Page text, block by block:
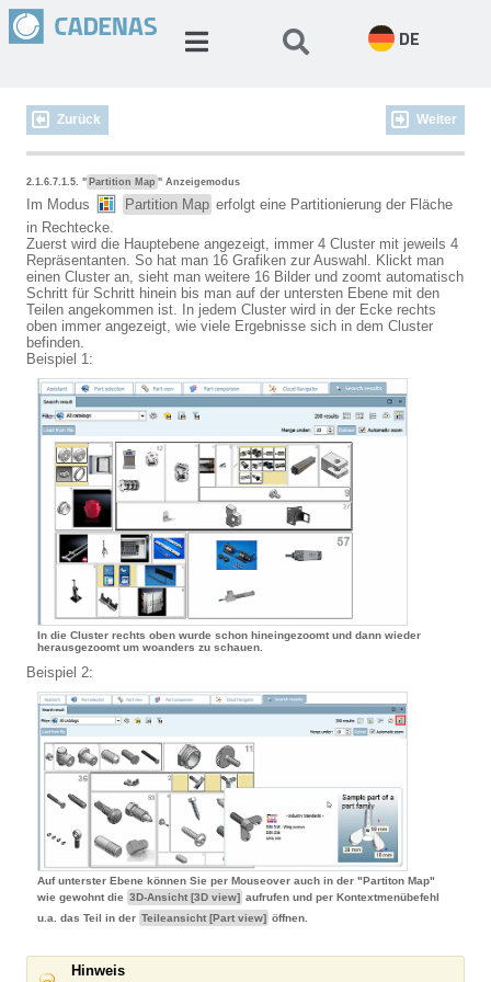
DE
Zurück Weiter
2.1.6.7.1.5. " Partition Map " Anzeigemodus
Im Modus Partition Map erfolgt eine Partitionierung der Fläche
in Rechtecke.
Zuerst wird die Hauptebene angezeigt, immer 4 Cluster mit jeweils 4
Repräsentanten. So hat man 16 Grafiken zur Auswahl. Klickt man
einen Cluster an, sieht man weitere 16 Bilder und zoomt automatisch
Schritt für Schritt hinein bis man auf der untersten Ebene mit den
Teilen angekommen ist. In jedem Cluster wird in der Ecke rechts
oben immer angezeigt, wie viele Ergebnisse sich in dem Cluster
befinden.
Beispiel 1:
In die Cluster rechts oben wurde schon hineingezoomt und dann wieder
herausgezoomt um woanders zu schauen.
Beispiel 2:
Auf unterster Ebene können Sie per Mouseover auch in der "Partiton Map"
wie gewohnt die 3D-Ansicht [3D view] aufrufen und per Kontextmenübefehl
u.a. das Teil in der Teileansicht [Part view] öffnen.
Hinweis